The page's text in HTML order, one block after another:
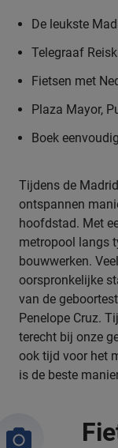
De leukste
Telegraaf
Fietsen met
Plaza Mayor,
Boek
Tijdens de
ontspannen
hoofdstad. Met
metropool langs
bouwwerken.
oorspronkelijke
van de
Penelope Cruz.
terecht bij onze
ook tijd voor het
is de beste